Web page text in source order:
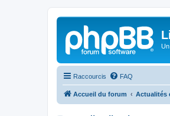
Raccourcis FAQ
Accueil du forum Actualités